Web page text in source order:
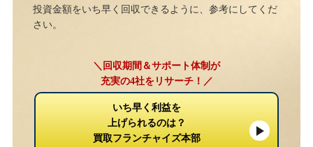
投資金額をいち早く回収できるように、参考にしてくだ
さい。
＼回収期間＆サポート体制が
充実の4社をリサーチ！／
いち早く利益を
上げられるのは？
買取フランチャイズ本部